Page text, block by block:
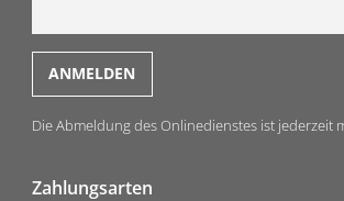
Die Abmeldung des Onlinedienstes ist jederzeit
Zahlungsarten